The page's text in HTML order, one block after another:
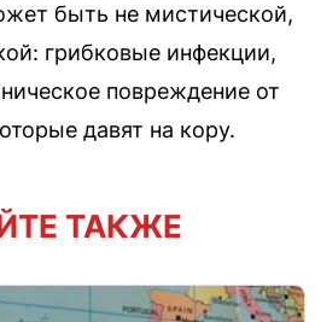
быть не мистической,
грибковые инфекции,
повреждение от
давят на кору.
ТАКЖЕ